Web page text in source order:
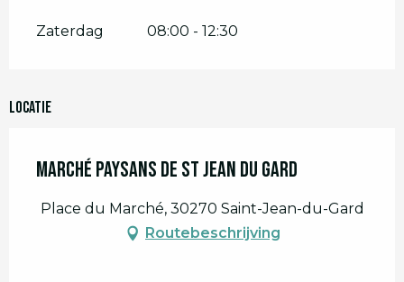
Zaterdag 08:00 - 12:30
Locatie
Marché paysans de St Jean du Gard
Place du Marché, 30270 Saint-Jean-du-Gard
Routebeschrijving